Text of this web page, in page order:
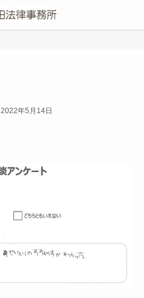
2022年5月14日